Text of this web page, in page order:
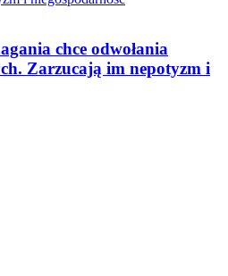
chce odwołania
Zarzucają im nepotyzm i